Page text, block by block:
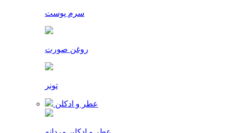
سرم پوست
روغن صورت
تونر
عطر و ادکلن